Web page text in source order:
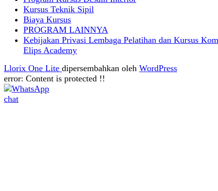
Kursus Teknik Sipil
Biaya Kursus
PROGRAM LAINNYA
Kebijakan Privasi Lembaga Pelatihan dan Kursus
Elips Academy
Llorix One Lite dipersembahkan oleh WordPress
error: Content is protected !!